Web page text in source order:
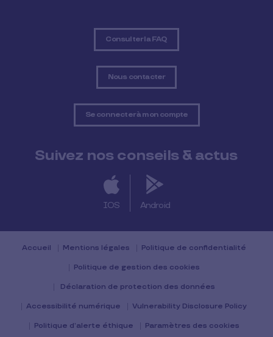
Consulter la FAQ
Nous contacter
Se connecter à mon compte
Suivez nos conseils & actus
IOS Android
Accueil Mentions légales Politique de confidentialité
Politique de gestion des cookies
Déclaration de protection des données
Accessibilité numérique Vulnerability Disclosure Policy
Politique d’alerte éthique Paramètres des cookies